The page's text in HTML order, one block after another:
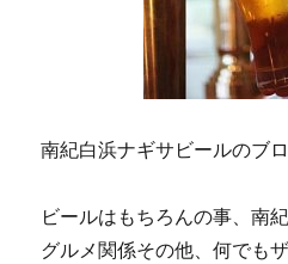
南紀白浜ナギサビールのブロ
ビールはもちろんの事、南
グルメ関係その他、何でも